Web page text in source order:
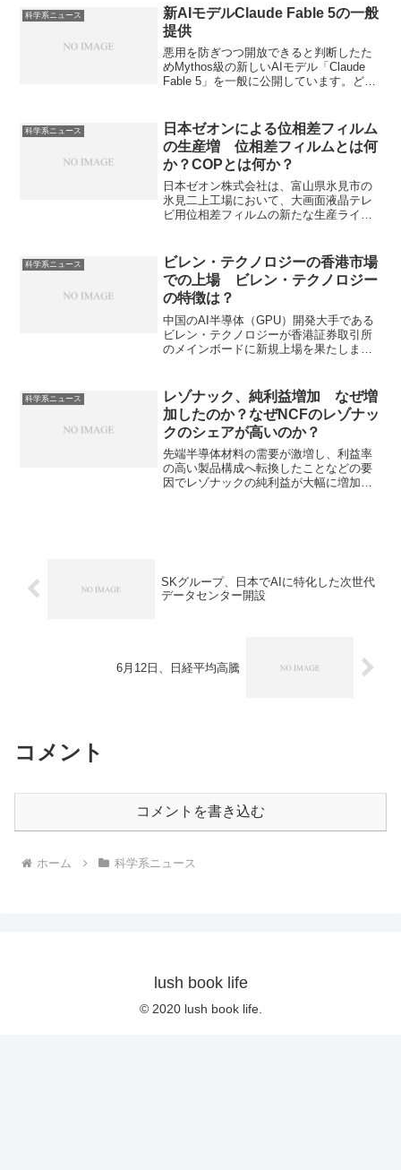
か、ADASで求めらえる要求は何かを知
ることができます。
科学系ニュース
新AIモデルClaude Fable 5の一般
提供
悪用を防ぎつつ開放できると判断したた
めMythos級の新しいAIモデル「Claude
Fable 5」を一般に公開しています。どの
科学系ニュース
日本ゼオンによる位相差フィルム
の生産増 位相差フィルムとは何
か？COPとは何か？
日本ゼオン株式会社は、富山県氷見市の
氷見二上工場において、大画面液晶テレ
ビ用位相差フィルムの新たな生産ライン
の特殊な光学フィルムで、偏光の位相を
ずらすことで、視野角や色再現性を向上
させることができます。視覚野とは何
か、どのような物質が位相差フィルムに
利用されてるのかを知ることができま
す。
科学系ニュース
ビレン・テクノロジーの香港市場
での上場 ビレン・テクノロジー
の特徴は？
中国のAI半導体（GPU）開発大手である
ビレン・テクノロジーが香港証券取引所
のメインボードに新規上場を果たしまし
ットが重要となるのかを知ることができ
ます。
科学系ニュース
レゾナック、純利益増加 なぜ増
加したのか？なぜNCFのレゾナッ
クのシェアが高いのか？
先端半導体材料の需要が激増し、利益率
の高い製品構成へ転換したことなどの要
因でレゾナックの純利益が大幅に増加し
SKグループ、日本でAIに特化した次世代
データセンター開設
6月12日、日経平均高騰
コメント
コメントを書き込む
ホーム 科学系ニュース
lush book life
© 2020 lush book life.